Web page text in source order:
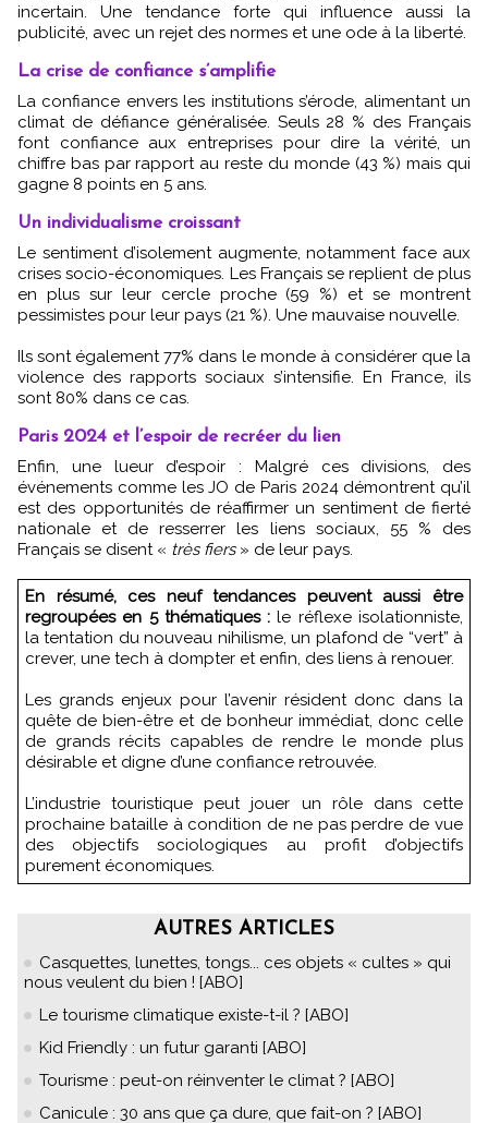
incertain. Une tendance forte qui influence aussi la
publicité, avec un rejet des normes et une ode à la liberté.
La crise de confiance s’amplifie
La confiance envers les institutions s’érode, alimentant un
climat de défiance généralisée. Seuls 28 % des Français
font confiance aux entreprises pour dire la vérité, un
chiffre bas par rapport au reste du monde (43 %) mais qui
gagne 8 points en 5 ans.
Un individualisme croissant
Le sentiment d’isolement augmente, notamment face aux
crises socio-économiques. Les Français se replient de plus
en plus sur leur cercle proche (59 %) et se montrent
pessimistes pour leur pays (21 %). Une mauvaise nouvelle.
Ils sont également 77% dans le monde à considérer que la
violence des rapports sociaux s’intensifie. En France, ils
sont 80% dans ce cas.
Paris 2024 et l’espoir de recréer du lien
Enfin, une lueur d’espoir : Malgré ces divisions, des
événements comme les JO de Paris 2024 démontrent qu’il
est des opportunités de réaffirmer un sentiment de fierté
nationale et de resserrer les liens sociaux, 55 % des
Français se disent « très fiers» de leur pays.
En résumé, ces neuf tendances peuvent aussi être
regroupées en 5 thématiques : le réflexe isolationniste,
la tentation du nouveau nihilisme, un plafond de “vert” à
crever, une tech à dompter et enfin, des liens à renouer.
Les grands enjeux pour l’avenir résident donc dans la
quête de bien-être et de bonheur immédiat, donc celle
de grands récits capables de rendre le monde plus
désirable et digne d’une confiance retrouvée.
L’industrie touristique peut jouer un rôle dans cette
prochaine bataille à condition de ne pas perdre de vue
des objectifs sociologiques au profit d’objectifs
purement économiques.
AUTRES ARTICLES
Casquettes, lunettes, tongs... ces objets « cultes » qui
nous veulent du bien ! [ABO]
Le tourisme climatique existe-t-il ? [ABO]
Kid Friendly : un futur garanti [ABO]
Tourisme : peut-on réinventer le climat ? [ABO]
Canicule : 30 ans que ça dure, que fait-on ? [ABO]